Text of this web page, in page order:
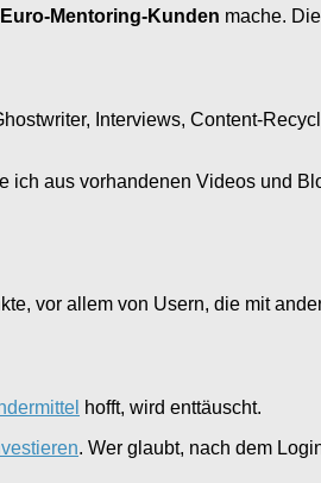
Mentoring-Kunden mache.
Interviews, Content-
ich aus vorhandenen Videos und
vor allem von Usern, die mit
hofft, wird enttäuscht.
. Wer glaubt, nach dem